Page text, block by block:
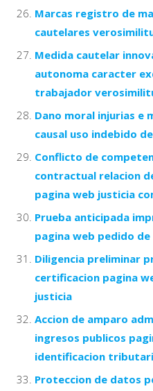
Marcas registro de
cautelares
Medida cautelar
autonoma caracter
trabajador
Dano moral injurias e
causal uso indebido
Conflicto de
contractual relacion
pagina web justicia
Prueba anticipada
pagina web pedido
Diligencia preliminar
certificacion pagina
justicia
Accion de amparo
ingresos publicos
identificacion
Proteccion de datos